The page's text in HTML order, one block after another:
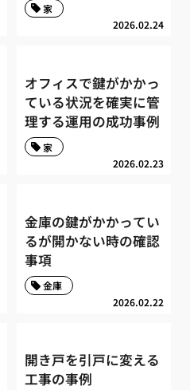
2026.02.24
家
オフィスで鍵がかかっ
ている状況を確実に管
理する運用の成功事例
2026.02.23
家
金庫の鍵がかかってい
るが開かない時の確認
事項
2026.02.22
金庫
開き戸を引戸に変える
工事の事例